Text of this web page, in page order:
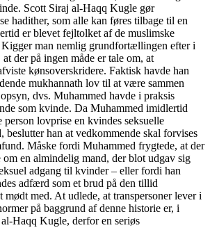
Scott Siraj al-Haqq Kugle gør
hadither, som alle kan føres tilbage til en
er blevet fejltolket af de muslimske
man nemlig grundfortællingen efter i
der på ingen måde er tale om, at
kønsoverskridere. Faktisk havde han
mukhannath lov til at være sammen
dvs. Muhammed havde i praksis
som kvinde. Da Muhammed imidlertid
lovprise en kvindes seksuelle
beslutter han at vedkommende skal forvises
Måske fordi Muhammed frygtede, at der
en almindelig mand, der blot udgav sig
adgang til kvinder – eller fordi han
adfærd som et brud på den tillid
med. At udlede, at transpersoner lever i
på baggrund af denne historie er, i
Haqq Kugle, derfor en seriøs